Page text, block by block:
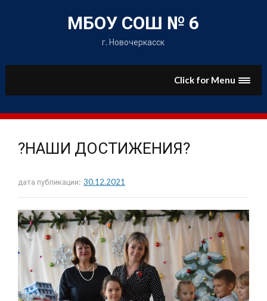
content
МБОУ СОШ № 6
г. Новочеркасск
Click for Menu
?НАШИ ДОСТИЖЕНИЯ?
дата публикации: 30.12.2021